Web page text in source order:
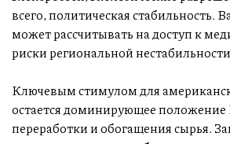
всего, политическая стабильность.
может рассчитывать на доступ к
риски региональной
Ключевым стимулом для
остается доминирующее положение
переработки и обогащения сырья.